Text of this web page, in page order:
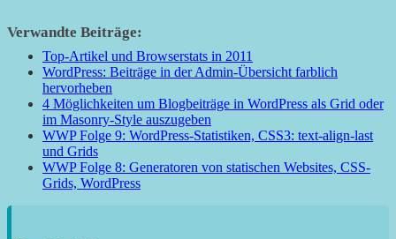
Verwandte Beiträge:
Top-Artikel und Browserstats in 2011
WordPress: Beiträge in der Admin-Übersicht farblich
hervorheben
4 Möglichkeiten um Blogbeiträge in WordPress als Grid oder
im Masonry-Style auszugeben
WWP Folge 9: WordPress-Statistiken, CSS3: text-align-last
und Grids
WWP Folge 8: Generatoren von statischen Websites, CSS-
Grids, WordPress